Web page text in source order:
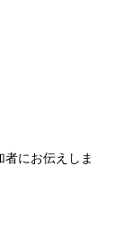
にお伝えしま